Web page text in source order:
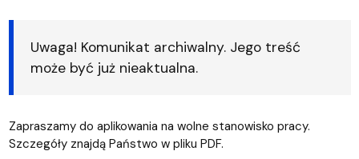
Uwaga! Komunikat archiwalny. Jego treść
może być już nieaktualna.
Zapraszamy do aplikowania na wolne stanowisko pracy.
Szczegóły znajdą Państwo w pliku PDF.